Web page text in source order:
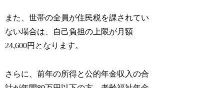
また、世帯の全員が住民税を課されてい
ない場合は、自己負担の上限が月額
24,600円となります。
さらに、前年の所得と公的年金収入の合